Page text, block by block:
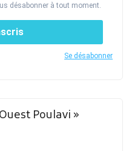
désabonner à tout moment.
Se désabonner
Poulavi »